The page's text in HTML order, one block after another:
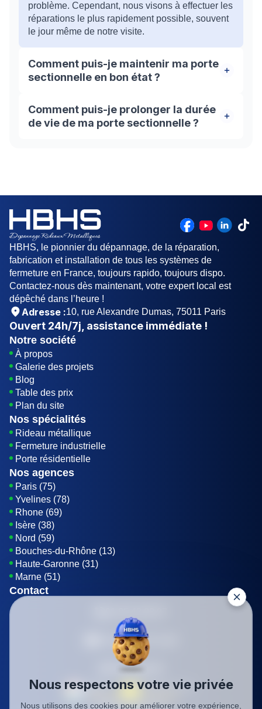
problème. Cependant, nous visons à effectuer les
réparations le plus rapidement possible, souvent
le jour même de notre visite.
Comment puis-je maintenir ma porte
sectionnelle en bon état ?
Nous recommandons un entretien régulier, qui
inclut la vérification des ressorts, des rails, des
câbles et des roulettes, ainsi que la lubrification
Comment puis-je prolonger la durée
de vie de ma porte sectionnelle ?
tout signe d'usure.
HBHS, le pionnier du dépannage, de la réparation,
fabrication et installation de tous les systèmes de
fermeture en France, toujours rapido, toujours dispo.
Contactez-nous dès maintenant, votre expert local est
dépêché dans l’heure !
Adresse :10, rue Alexandre Dumas, 75011 Paris
Ouvert 24h/7j , assistance immédiate !
Notre société
À propos
Galerie des projets
Blog
Table des prix
Plan du site
Nos spécialités
Rideau métallique
Fermeture industrielle
Porte résidentielle
Nos agences
Paris (75)
Yvelines (78)
Rhone (69)
Isère (38)
Nord (59)
Bouches-du-Rhône (13)
Haute-Garonne (31)
Marne (51)
Contact
Envoyer un E-mail
Être rappelé
SIREN: 819116823
Nous respectons votre vie privée
Nous utilisons des cookies pour améliorer votre expérience,